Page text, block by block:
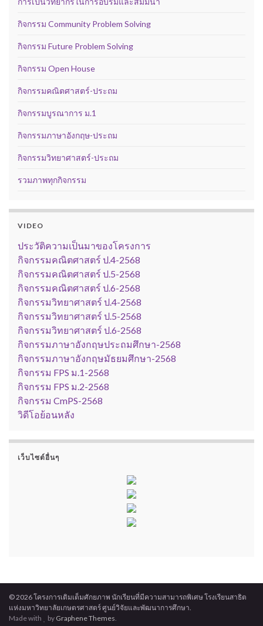
กิจกรรม Community Problem Solving
กิจกรรม Future Problem Solving
กิจกรรม Open House
กิจกรรมคณิตศาสตร์-ประถม
กิจกรรมบูรณาการ ม.1
กิจกรรมภาษาอังกฤษ-ประถม
กิจกรรมวิทยาศาสตร์-ประถม
รวมภาพทุกกิจกรรม
VIDEO
ประวัติความเป็นมาของโครงการ
กิจกรรมคณิตศาสตร์ ป.4-2568
กิจกรรมคณิตศาสตร์ ป.5-2568
กิจกรรมคณิตศาสตร์ ป.6-2568
กิจกรรมวิทยาศาสตร์ ป.4-2568
กิจกรรมวิทยาศาสตร์ ป.5-2568
กิจกรรมวิทยาศาสตร์ ป.6-2568
กิจกรรมภาษาอังกฤษประถมศึกษา-2568
กิจกรรมภาษาอังกฤษมัธยมศึกษา-2568
กิจกรรม FPS ม.1-2568
กิจกรรม FPS ม.2-2568
กิจกรรม CmPS-2568
วิดีโอย้อนหลัง
เว็บไซต์อื่นๆ
© 2026 โครงการเติมเต็มศักยภาพ นักเรียนที่มีความสามารถพิเศษ โรงเรียนสาธิต
แห่งมหาวิทยาลัยเกษตรศาสตร์ ศูนย์วิจัยและพัฒนาการศึกษา.
Made with
by Graphene Themes.